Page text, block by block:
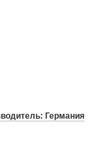
Германия